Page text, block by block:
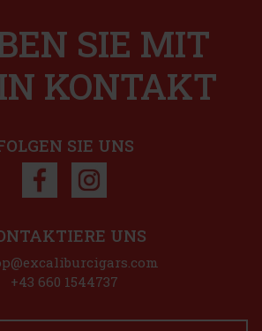
Bestellen
Rabatt: 50%
Aktion
SIE MIT
KONTAKT
SIE UNS
UNS
+43 660 1544737